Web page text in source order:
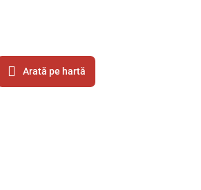
Arată pe hartă